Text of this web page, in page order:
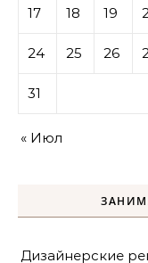
17 18 19
24 25 26
31
« Июл
Дизайнерские